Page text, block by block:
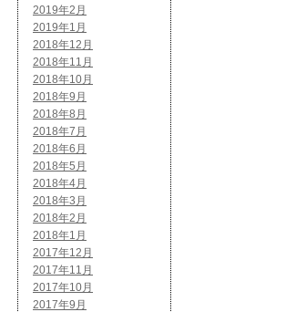
2019年2月
2019年1月
2018年12月
2018年11月
2018年10月
2018年9月
2018年8月
2018年7月
2018年6月
2018年5月
2018年4月
2018年3月
2018年2月
2018年1月
2017年12月
2017年11月
2017年10月
2017年9月